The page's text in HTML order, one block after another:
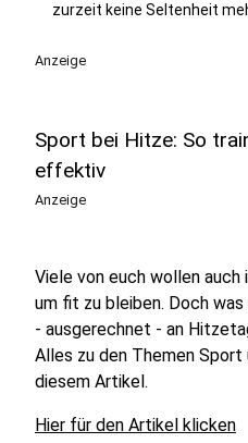
zurzeit keine Seltenheit
Anzeige
Sport bei Hitze: So
effektiv
Anzeige
Viele von euch wollen
um fit zu bleiben. Doch
- ausgerechnet - an
Alles zu den Themen
diesem Artikel.
Hier für den Artikel klicken